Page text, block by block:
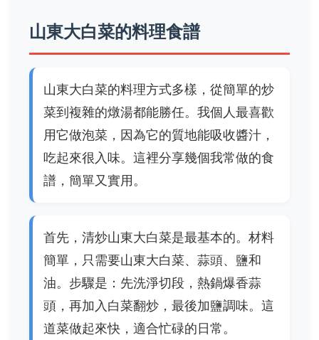
山東大白菜的料理食譜
山東大白菜的料理方式多樣，從簡單的炒
菜到複雜的燉湯都能勝任。我個人最喜歡
用它做泡菜，因為它的質地能吸收醬汁，
吃起來很入味。這裡分享幾個我常做的食
譜，簡單又實用。
首先，清炒山東大白菜是最基本的。材料
簡單，只需要山東大白菜、蒜頭、鹽和
油。步驟是：先洗淨切段，熱鍋爆香蒜
頭，再加入白菜翻炒，最後加鹽調味。這
道菜做起來快，適合忙碌的日常。